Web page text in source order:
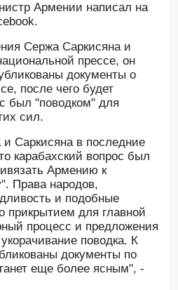
Армении написал на
Сержа Саркисяна и
прессе, он
документы о
после чего будет
был "поводком" для
сил.
Саркисяна в последние
карабахский вопрос был
Армению к
Права народов,
и подобные
прикрытием для главной
процесс и предложения
поводка. К
документы по
еще более ясным", -